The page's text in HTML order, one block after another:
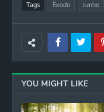
Tags Êxodo Junho
YOU MIGHT LIKE